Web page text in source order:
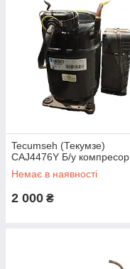
Tecumseh (Текумзе)
CAJ4476Y Б/у компресор
Немає в наявності
2 000 ₴